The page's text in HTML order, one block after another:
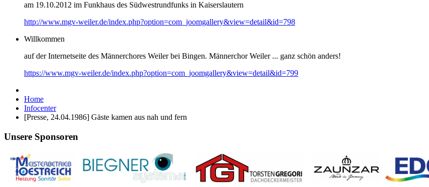
am 19.10.2012 im Funkhaus des Südwestrundfunks in Kaiserslautern
http://www.mgv-weiler.de/index.php?option=com_joomgallery&view=detail&id=798
Willkommen
auf der Internetseite des Männerchores Weiler bei Bingen. Männerchor Weiler ... ganz schön anders!
https://www.mgv-weiler.de/index.php?option=com_joomgallery&view=detail&id=799
Home
Infocenter
[Presse, 24.04.1986] Gäste kamen aus nah und fern
Unsere Sponsoren